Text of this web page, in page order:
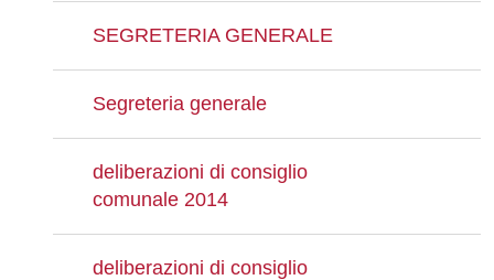
SEGRETERIA GENERALE
Segreteria generale
deliberazioni di consiglio
comunale 2014
deliberazioni di consiglio